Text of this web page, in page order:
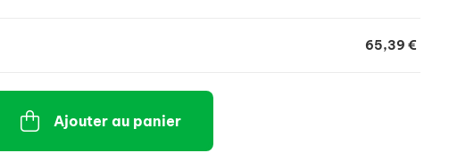
65,39 €
Ajouter au panier